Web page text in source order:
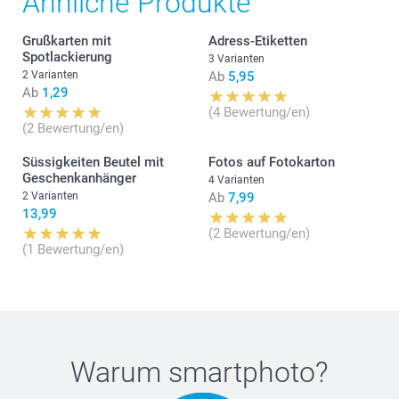
Wählen Sie das passende Kuvert in Ihrer
Wunschfarbe für Ihre mehrteiligen
Grusskarten:
Preis und Verfügbarkeit der Optionen
Papier 120 g
Grußkarten mit
Spotlackierung
2 Varianten
Ab 1,29
(2 Bewertung/en)
Adress-Etiketten
3 Varianten
Ab 5,95
(4 Bewertung/en)
Süssigkeiten Beutel mit
Geschenkanhänger
2 Varianten
13,99
(1 Bewertung/en)
Fotos auf Fotokarton
4 Varianten
Ab 7,99
(2 Bewertung/en)
Warum smartphoto?